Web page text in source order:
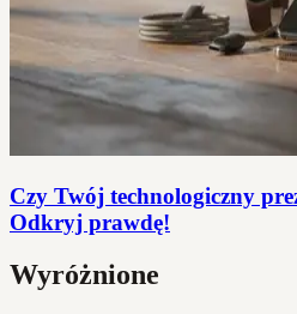
Czy Twój technologiczny
Odkryj prawdę!
Wyróżnione